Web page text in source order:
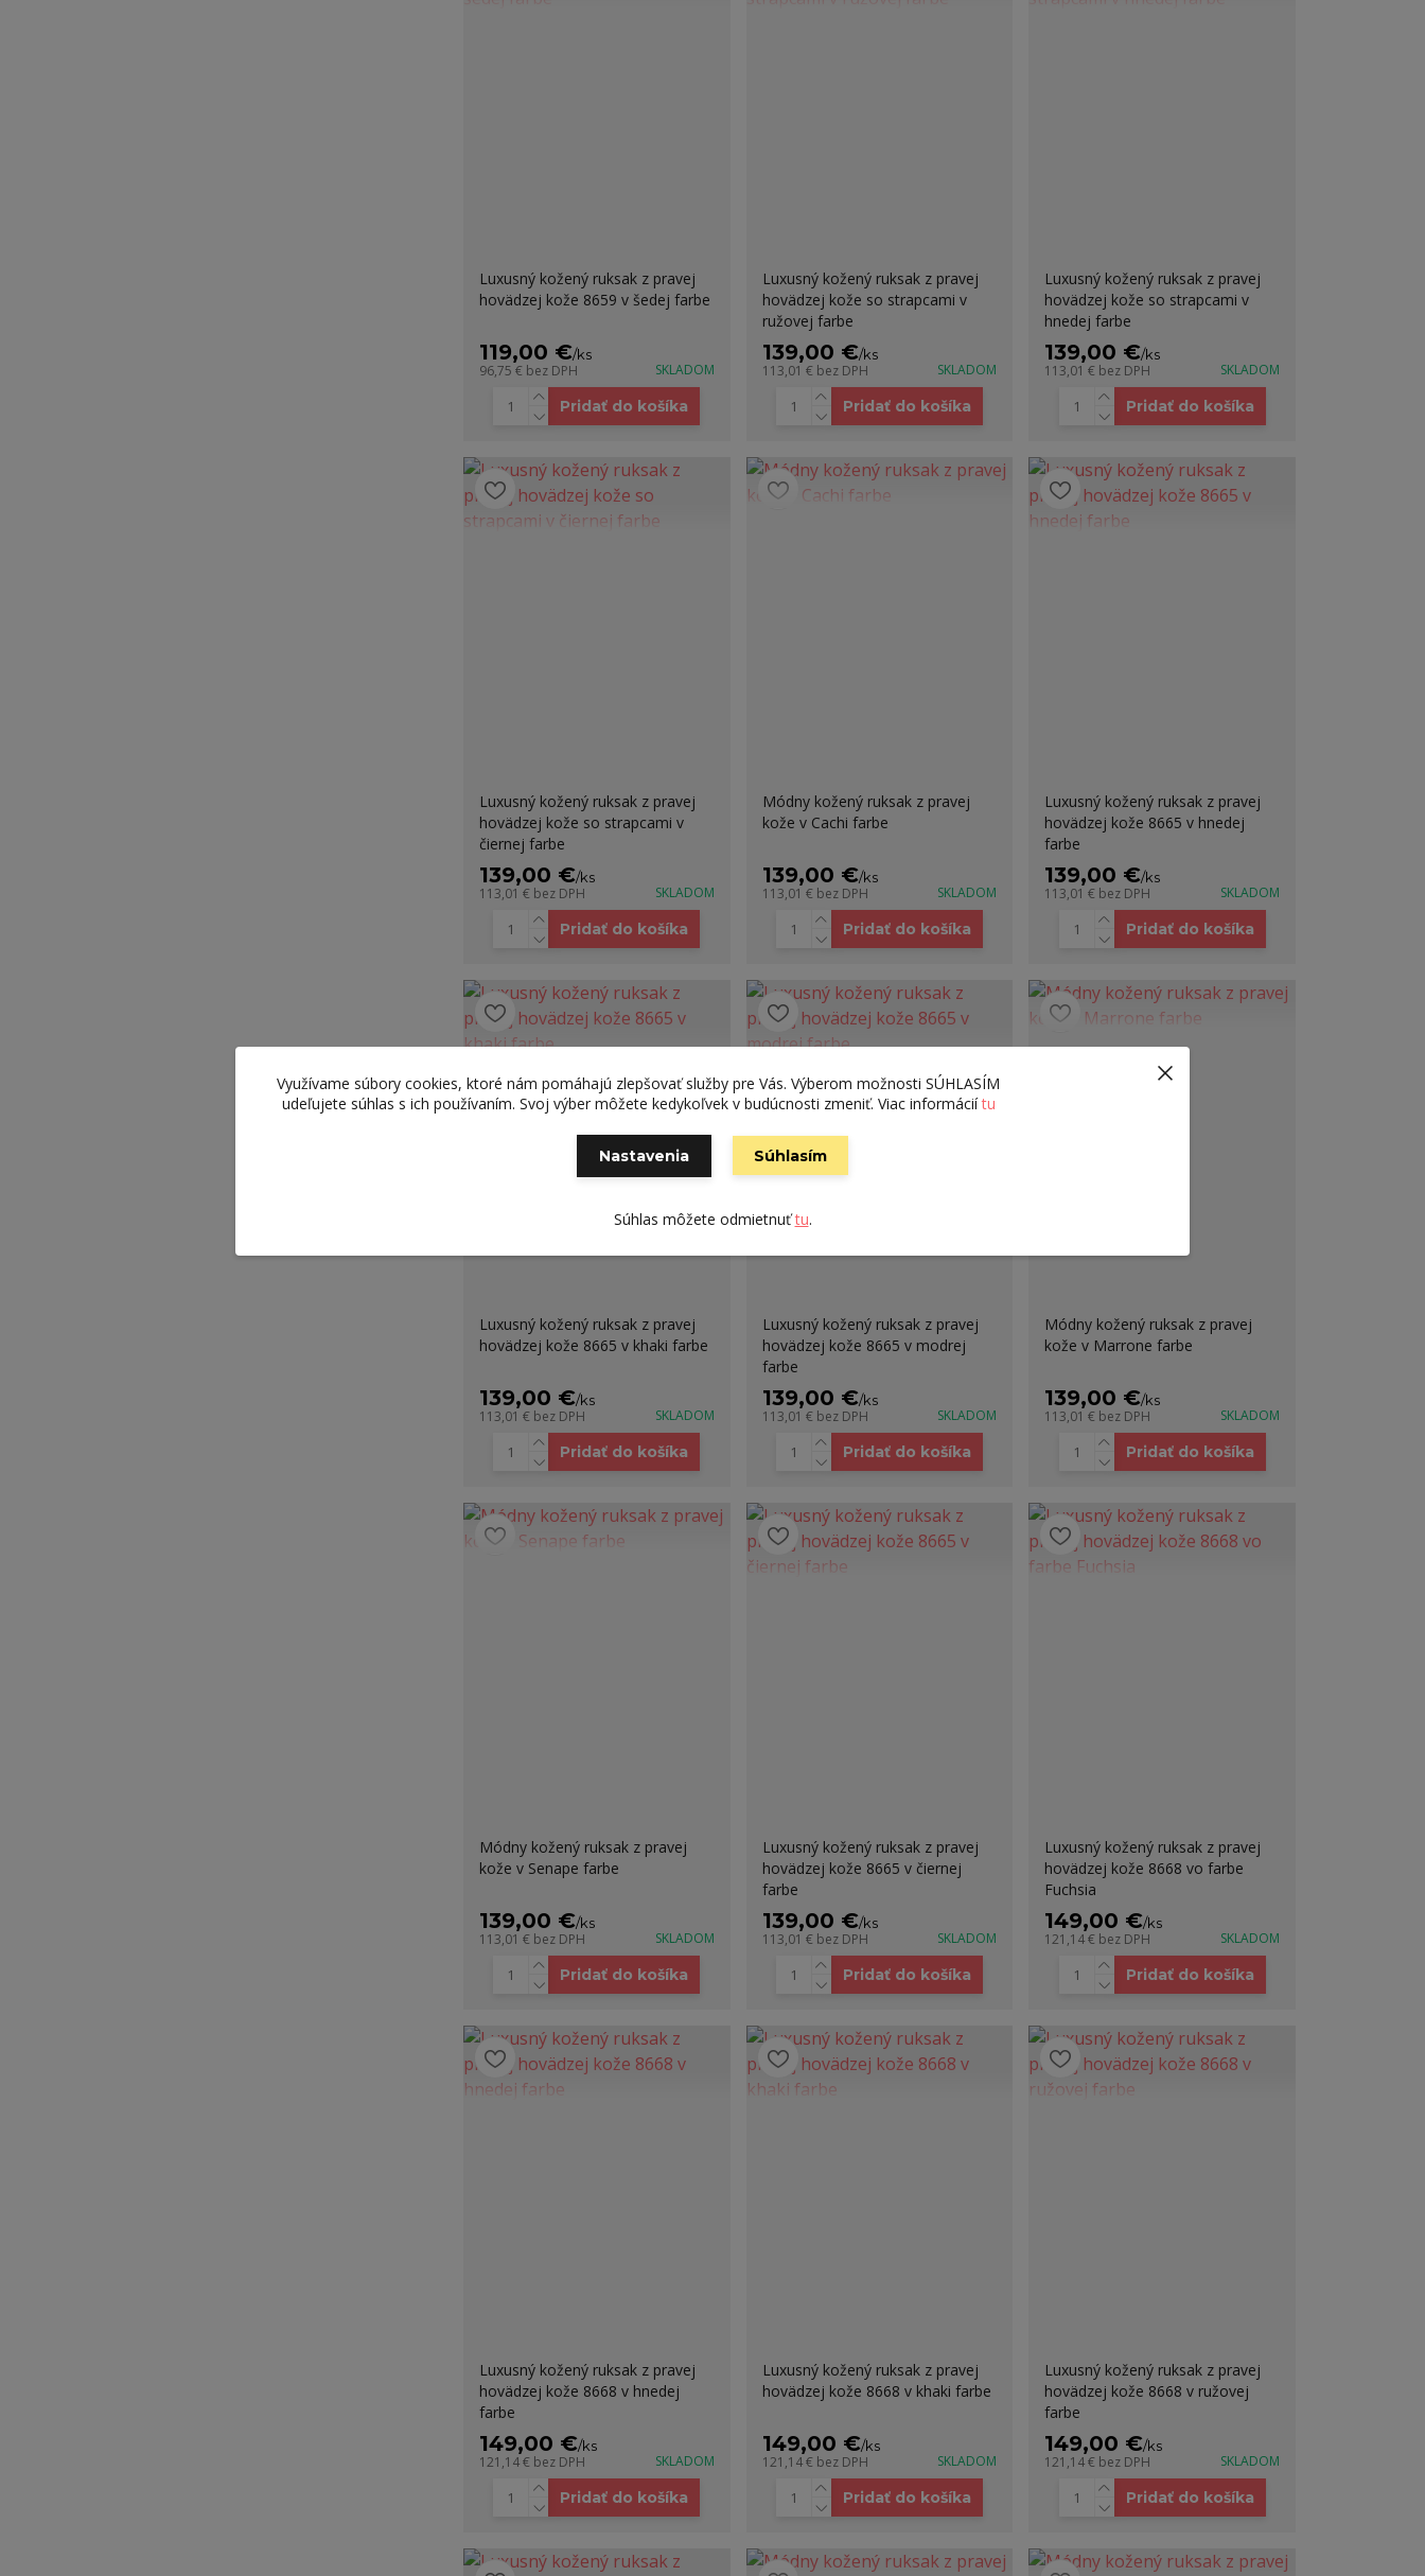
Luxusný kožený ruksak z pravej
hovädzej kože 8659 v šedej farbe
119,00 €/ks
96,75 € bez DPH SKLADOM
Pridať do košíka
Luxusný kožený ruksak z pravej
hovädzej kože so strapcami v
ružovej farbe
139,00 €/ks
113,01 € bez DPH SKLADOM
Pridať do košíka
Luxusný kožený ruksak z pravej
hovädzej kože so strapcami v
hnedej farbe
139,00 €/ks
113,01 € bez DPH SKLADOM
Pridať do košíka
Luxusný kožený ruksak z pravej
hovädzej kože so strapcami v
čiernej farbe
139,00 €/ks
113,01 € bez DPH SKLADOM
Pridať do košíka
Módny kožený ruksak z pravej
kože v Cachi farbe
139,00 €/ks
113,01 € bez DPH SKLADOM
Pridať do košíka
Luxusný kožený ruksak z pravej
hovädzej kože 8665 v hnedej
farbe
139,00 €/ks
113,01 € bez DPH SKLADOM
Pridať do košíka
Luxusný kožený ruksak z pravej
hovädzej kože 8665 v khaki farbe
139,00 €/ks
113,01 € bez DPH SKLADOM
Pridať do košíka
Luxusný kožený ruksak z pravej
hovädzej kože 8665 v modrej
farbe
139,00 €/ks
113,01 € bez DPH SKLADOM
Pridať do košíka
Módny kožený ruksak z pravej
kože v Marrone farbe
139,00 €/ks
113,01 € bez DPH SKLADOM
Pridať do košíka
Módny kožený ruksak z pravej
kože v Senape farbe
139,00 €/ks
113,01 € bez DPH SKLADOM
Pridať do košíka
Luxusný kožený ruksak z pravej
hovädzej kože 8665 v čiernej
farbe
139,00 €/ks
113,01 € bez DPH SKLADOM
Pridať do košíka
Luxusný kožený ruksak z pravej
hovädzej kože 8668 vo farbe
Fuchsia
149,00 €/ks
121,14 € bez DPH SKLADOM
Pridať do košíka
Luxusný kožený ruksak z pravej
hovädzej kože 8668 v hnedej
farbe
149,00 €/ks
121,14 € bez DPH SKLADOM
Pridať do košíka
Luxusný kožený ruksak z pravej
hovädzej kože 8668 v khaki farbe
149,00 €/ks
121,14 € bez DPH SKLADOM
Pridať do košíka
Luxusný kožený ruksak z pravej
hovädzej kože 8668 v ružovej
farbe
149,00 €/ks
121,14 € bez DPH SKLADOM
Pridať do košíka
Využívame súbory cookies, ktoré nám pomáhajú zlepšovať služby pre Vás. Výberom možnosti SÚHLASÍM
udeľujete súhlas s ich používaním. Svoj výber môžete kedykoľvek v budúcnosti zmeniť. Viac informáciítu
Nastavenia Súhlasím
Súhlas môžete odmietnuťtu.